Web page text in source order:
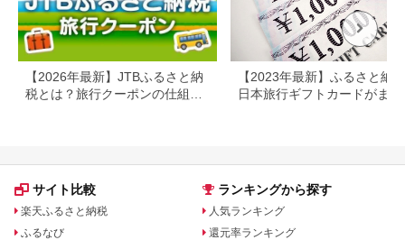
【2026年最新】JTBふるさと納
税とは？旅行クーポンの仕組
【2023年最新】ふるさと納
日本旅行ギフトカードがまだ
サイト比較
楽天ふるさと納税
ふるなび
ランキングから探す
人気ランキング
還元率ランキング